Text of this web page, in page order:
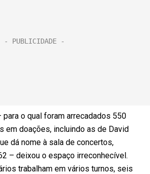
para o qual foram arrecadados 550
em doações, incluindo as de David
dá nome à sala de concertos,
– deixou o espaço irreconhecível.
trabalham em vários turnos, seis